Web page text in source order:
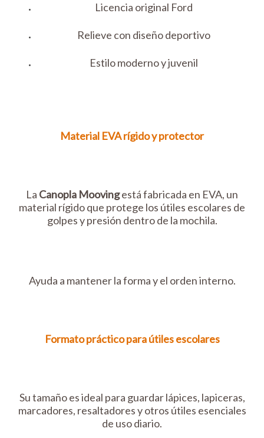
Licencia original Ford
Relieve con diseño deportivo
Estilo moderno y juvenil
Material EVA rígido y protector
La Canopla Moovingestá fabricada en EVA, un
material rígido que protege los útiles escolares de
golpes y presión dentro de la mochila.
Ayuda a mantener la forma y el orden interno.
Formato práctico para útiles escolares
Su tamaño es ideal para guardar lápices, lapiceras,
marcadores, resaltadores y otros útiles esenciales
de uso diario.